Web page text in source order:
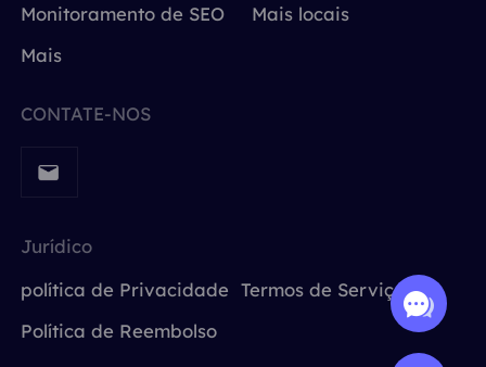
Monitoramento de SEO
Mais
Mais locais
CONTATE-NOS
Jurídico
política de Privacidade Termos de Serviço
Política de Reembolso